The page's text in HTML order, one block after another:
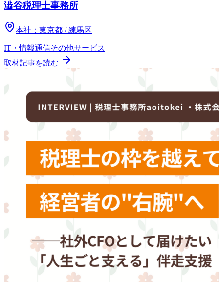
澁谷税理士事務所
本社： 東京都 / 練馬区
IT・情報通信その他サービス
取材記事を読む